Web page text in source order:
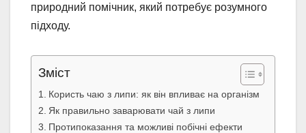
природний помічник, який потребує розумного
підходу.
Зміст
Користь чаю з липи: як він впливає на організм
Як правильно заварювати чай з липи
Протипоказання та можливі побічні ефекти